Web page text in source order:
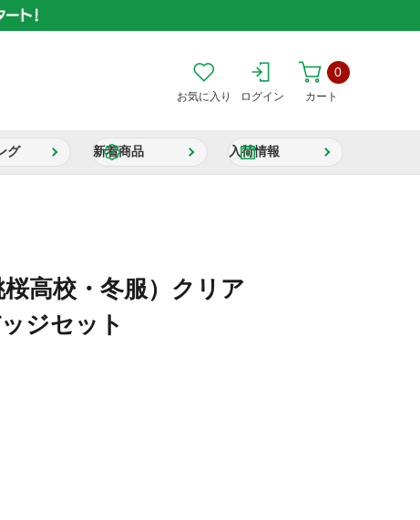
お気に入り ログイン カート
0
グ 新着商品 入荷情報
高校・冬服）クリア
ジセット